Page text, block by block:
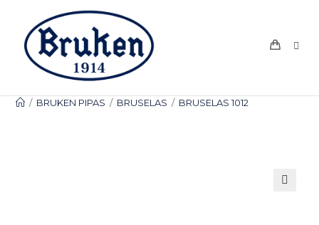
contenido
/ BRUKEN PIPAS / BRUSELAS / BRUSELAS 1012